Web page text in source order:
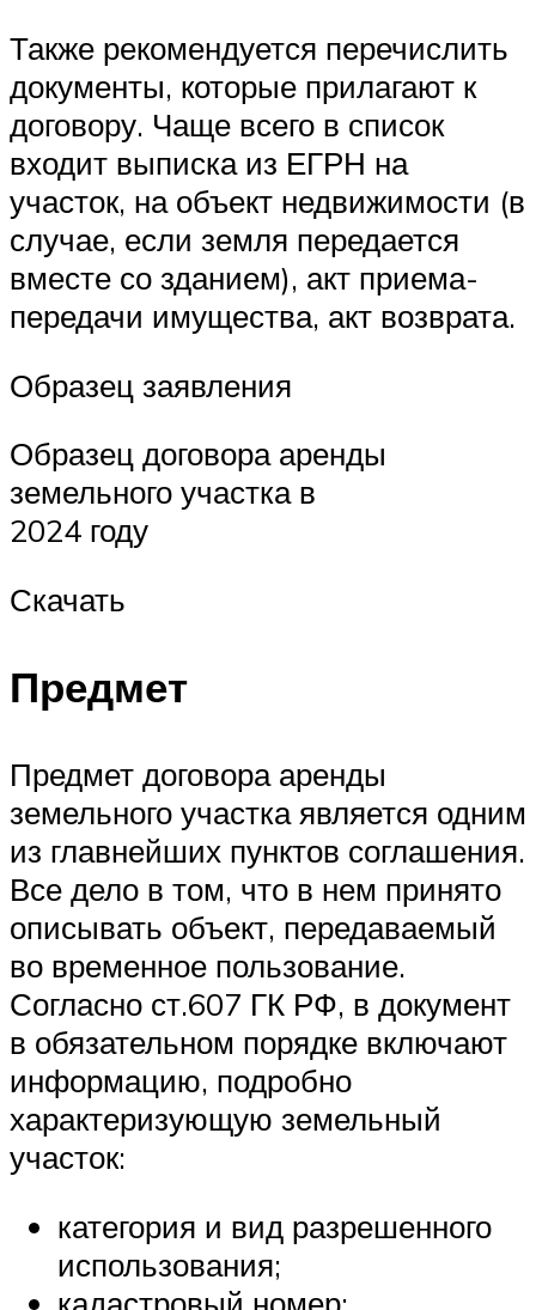
Также рекомендуется перечислить
документы, которые прилагают к
договору. Чаще всего в список
входит выписка из ЕГРН на
участок, на объект недвижимости (в
случае, если земля передается
вместе со зданием), акт приема-
передачи имущества, акт возврата.
Образец заявления
Образец договора аренды
земельного участка в
2024 году
Скачать
Предмет
Предмет договора аренды
земельного участка является одним
из главнейших пунктов соглашения.
Все дело в том, что в нем принято
описывать объект, передаваемый
во временное пользование.
Согласно ст.607 ГК РФ, в документ
в обязательном порядке включают
информацию, подробно
характеризующую земельный
участок:
категория и вид разрешенного
использования;